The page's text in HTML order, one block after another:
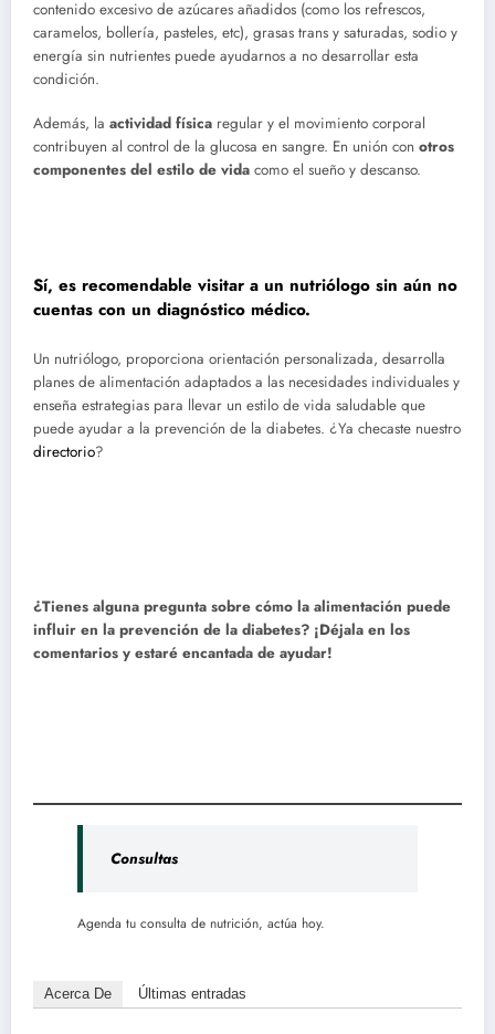
contenido excesivo de azúcares añadidos (como los refrescos,
caramelos, bollería, pasteles, etc), grasas trans y saturadas, sodio y
energía sin nutrientes puede ayudarnos a no desarrollar esta
condición.
Además, la actividad física regular y el movimiento corporal
contribuyen al control de la glucosa en sangre. En unión con otros
componentes del estilo de vida como el sueño y descanso.
Sí, es recomendable visitar a un nutriólogo sin aún no
cuentas con un diagnóstico médico.
Un nutriólogo, proporciona orientación personalizada, desarrolla
planes de alimentación adaptados a las necesidades individuales y
enseña estrategias para llevar un estilo de vida saludable que
puede ayudar a la prevención de la diabetes. ¿Ya checaste nuestro
directorio?
¿Tienes alguna pregunta sobre cómo la alimentación puede
influir en la prevención de la diabetes? ¡Déjala en los
comentarios y estaré encantada de ayudar!
Consultas
Agenda tu consulta de nutrición, actúa hoy.
Acerca De Últimas entradas